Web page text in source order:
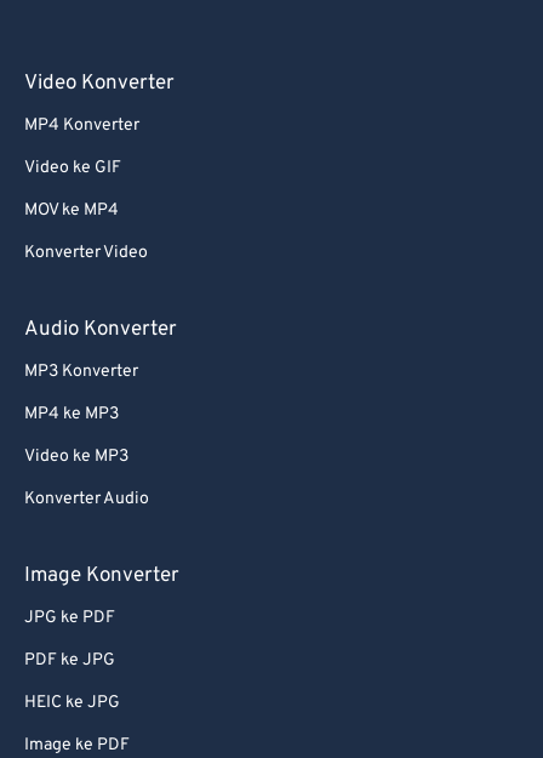
Video Konverter
MP4 Konverter
Video ke GIF
MOV ke MP4
Konverter Video
Audio Konverter
MP3 Konverter
MP4 ke MP3
Video ke MP3
Konverter Audio
Image Konverter
JPG ke PDF
PDF ke JPG
HEIC ke JPG
Image ke PDF